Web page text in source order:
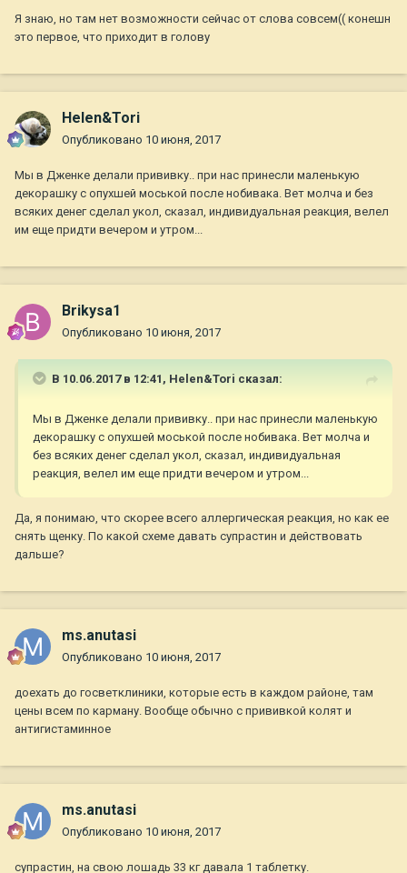
Я знаю, но там нет возможности сейчас от слова совсем(( конешн
это первое, что приходит в голову
Helen&Tori
Опубликовано 10 июня, 2017
Мы в Дженке делали прививку.. при нас принесли маленькую
декорашку с опухшей моськой после нобивака. Вет молча и без
всяких денег сделал укол, сказал, индивидуальная реакция, велел
им еще придти вечером и утром...
Brikysa1
Опубликовано 10 июня, 2017
В 10.06.2017 в 12:41, Helen&Tori сказал:
Мы в Дженке делали прививку.. при нас принесли маленькую
декорашку с опухшей моськой после нобивака. Вет молча и
без всяких денег сделал укол, сказал, индивидуальная
реакция, велел им еще придти вечером и утром...
Да, я понимаю, что скорее всего аллергическая реакция, но как ее
снять щенку. По какой схеме давать супрастин и действовать
дальше?
ms.anutasi
Опубликовано 10 июня, 2017
доехать до госветклиники, которые есть в каждом районе, там
цены всем по карману. Вообще обычно с прививкой колят и
антигистаминное
ms.anutasi
Опубликовано 10 июня, 2017
супрастин, на свою лошадь 33 кг давала 1 таблетку.